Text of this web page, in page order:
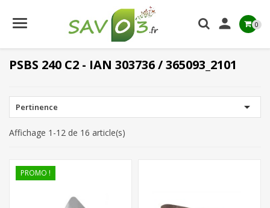
 0
PSBS 240 C2 - IAN 303736 / 365093_2101
Pertinence 
Affichage 1-12 de 16 article(s)
PROMO !